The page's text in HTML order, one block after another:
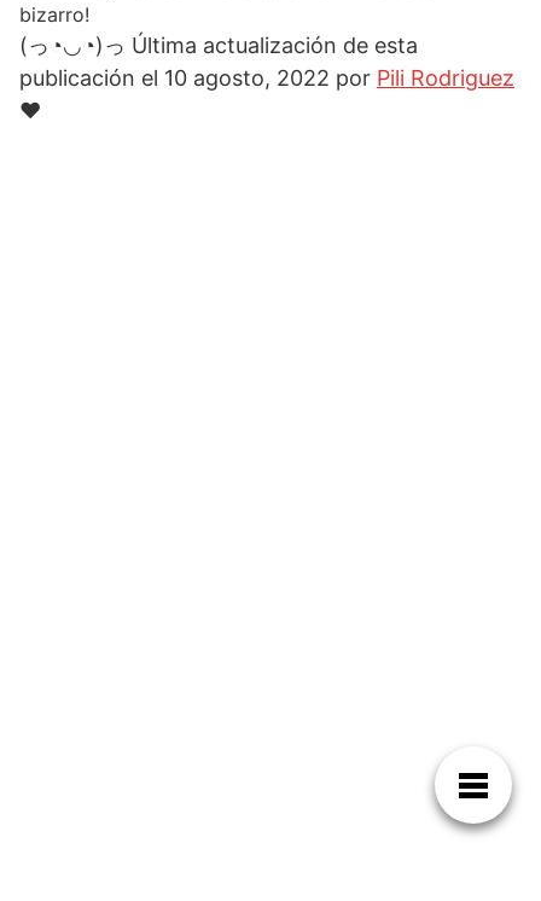
bizarro!
(っ◔◡◔)っ Última actualización de esta
publicación el 10 agosto, 2022 por Pili Rodriguez
♥